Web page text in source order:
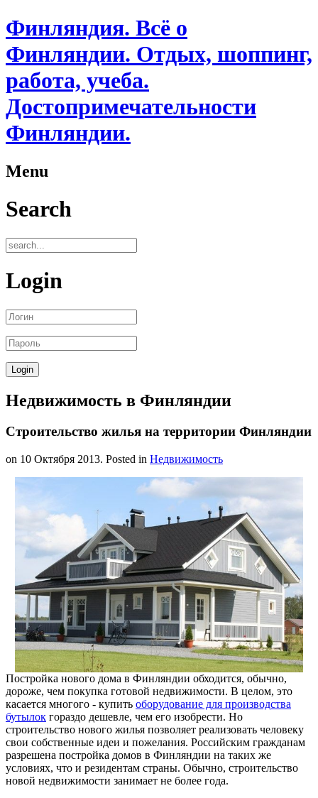
Финляндия. Всё о
Финляндии. Отдых, шоппинг,
работа, учеба.
Достопримечательности
Финляндии.
Menu
Search
Login
Недвижимость в Финляндии
Строительство жилья на территории Финляндии
on 10 Октября 2013. Posted in Недвижимость
Постройка нового дома в Финляндии обходится, обычно,
дороже, чем покупка готовой недвижимости. В целом, это
касается многого - купить оборудование для производства
бутылок гораздо дешевле, чем его изобрести. Но
строительство нового жилья позволяет реализовать человеку
свои собственные идеи и пожелания. Российским гражданам
разрешена постройка домов в Финляндии на таких же
условиях, что и резидентам страны. Обычно, строительство
новой недвижимости занимает не более года.